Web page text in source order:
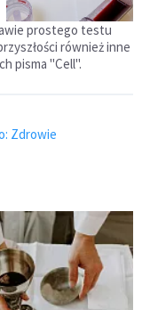
prostego testu
również inne
pisma "Cell".
Zdrowie